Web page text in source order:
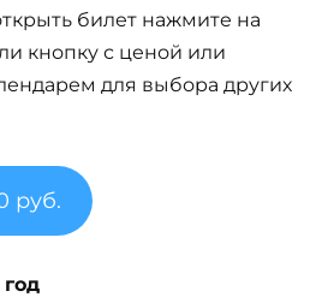
билет нажмите на
кнопку с ценой или
для выбора других
руб.